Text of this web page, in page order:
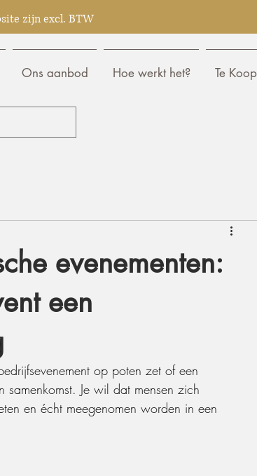
zijn excl. BTW
Ons aanbod Hoe werkt het? Te Koop
evenementen:
een
op poten zet of een
Je wil dat mensen zich
en écht meegenomen worden in een